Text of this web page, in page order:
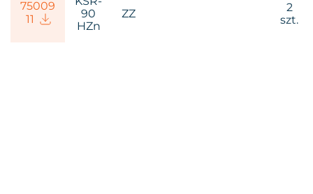
75009
11
90
HZn
ZZ
2
szt.